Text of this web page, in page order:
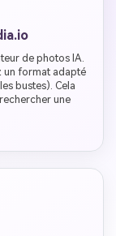
de photos IA.
un format adapté
bustes). Cela
une